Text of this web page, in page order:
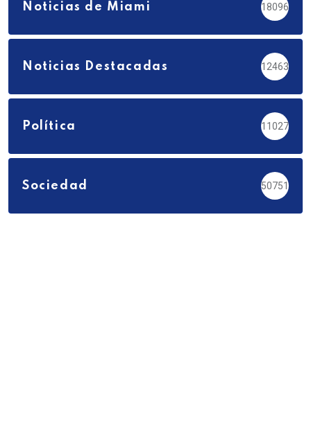
Noticias de Miami 18096
Noticias Destacadas 12463
Política 11027
Sociedad 50751